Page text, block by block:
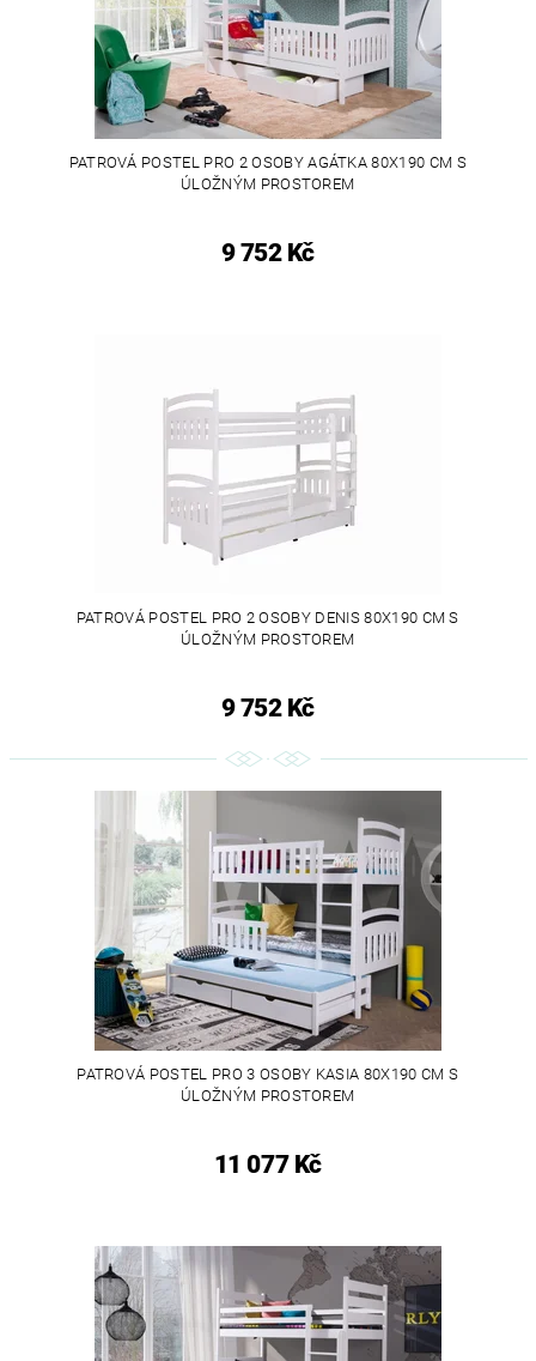
PATROVÁ POSTEL PRO 2 OSOBY AGÁTKA 80X190 CM S
ÚLOŽNÝM PROSTOREM
9 752 Kč
PATROVÁ POSTEL PRO 2 OSOBY DENIS 80X190 CM S
ÚLOŽNÝM PROSTOREM
9 752 Kč
PATROVÁ POSTEL PRO 3 OSOBY KASIA 80X190 CM S
ÚLOŽNÝM PROSTOREM
11 077 Kč